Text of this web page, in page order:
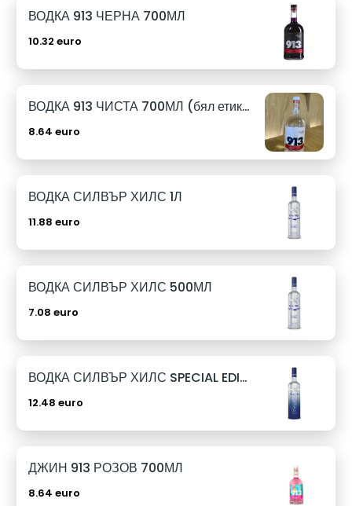
ВОДКА 913 ЧЕРНА 700МЛ
10.32 euro
ВОДКА 913 ЧИСТА 700МЛ (бял етикет)
8.64 euro
ВОДКА СИЛВЪР ХИЛС 1Л
11.88 euro
ВОДКА СИЛВЪР ХИЛС 500МЛ
7.08 euro
ВОДКА СИЛВЪР ХИЛС SPECIAL EDITION 1Л
12.48 euro
ДЖИН 913 РОЗОВ 700МЛ
8.64 euro